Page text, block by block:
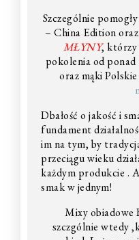
Szczególnie
– China Edition
MŁYNY, którzy
pokolenia od ponad
oraz mąki
Dbałość o jakość i
fundament
im na tym, by
przeciągu wieku
każdym produkcie .
smak w jednym!
Mixy obiadowe
szczgólnie wtedy